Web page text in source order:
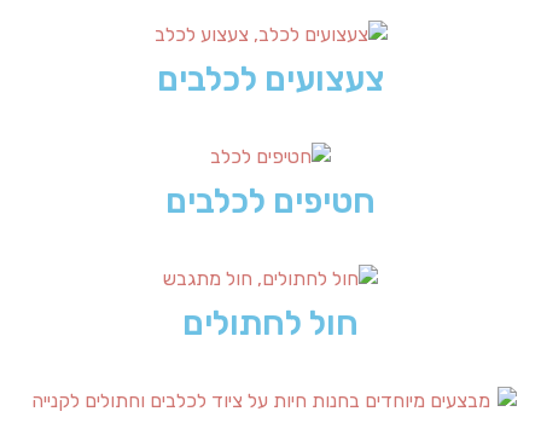
צעצועים לכלבים
חטיפים לכלבים
חול לחתולים